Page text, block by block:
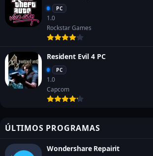
PC
1.0
Rockstar Games
Resident Evil 4 PC
PC
1.0
Capcom
ÚLTIMOS PROGRAMAS
Wondershare Repairit